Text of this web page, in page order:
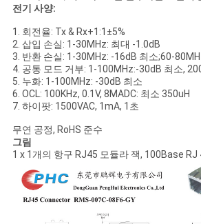
전기 사양:
1. 회전율: Tx & Rx+1:1±5%
2. 삽입 손실: 1-30MHz: 최대 -1.0dB
3. 반환 손실: 1-30MHz: -16dB 최소;60-
4. 공통 모드 거부: 1-100MHz:-30dB 최소,
5. 누화: 1-100MHz: -30dB 최소
6. OCL: 100KHz, 0.1V, 8MADC: 최소 350uH
7. 하이팟: 1500VAC, 1mA, 1초
무연 공정, RoHS 준수
그림
1 x 1개의 항구 RJ45 모듈라 잭, 100Base